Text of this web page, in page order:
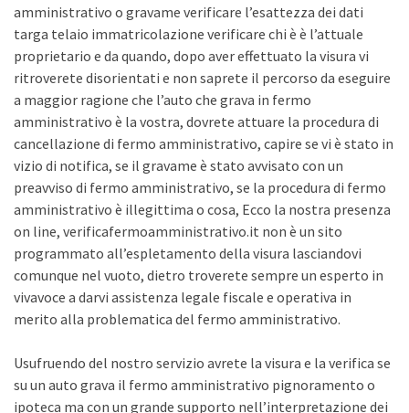
amministrativo o gravame verificare l’esattezza dei dati
targa telaio immatricolazione verificare chi è è l’attuale
proprietario e da quando, dopo aver effettuato la visura vi
ritroverete disorientati e non saprete il percorso da eseguire
a maggior ragione che l’auto che grava in fermo
amministrativo è la vostra, dovrete attuare la procedura di
cancellazione di fermo amministrativo, capire se vi è stato in
vizio di notifica, se il gravame è stato avvisato con un
preavviso di fermo amministrativo, se la procedura di fermo
amministrativo è illegittima o cosa, Ecco la nostra presenza
on line, verificafermoamministrativo.it non è un sito
programmato all’espletamento della visura lasciandovi
comunque nel vuoto, dietro troverete sempre un esperto in
vivavoce a darvi assistenza legale fiscale e operativa in
merito alla problematica del fermo amministrativo.
Usufruendo del nostro servizio avrete la visura e la verifica se
su un auto grava il fermo amministrativo pignoramento o
ipoteca ma con un grande supporto nell’interpretazione dei